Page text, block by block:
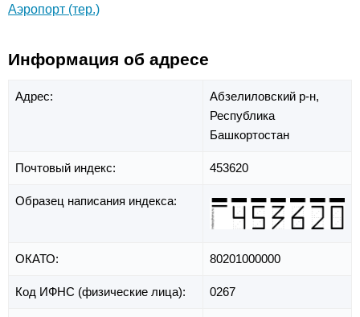
Аэропорт (тер.)
Информация об адресе
Адрес:
Абзелиловский р-н,
Республика
Башкортостан
Почтовый индекс: 453620
Образец написания индекса:
ОКАТО: 80201000000
Код ИФНС (физические лица): 0267